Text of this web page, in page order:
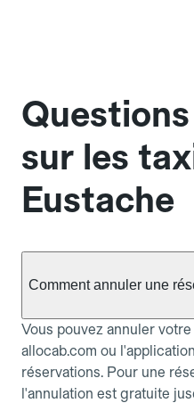
sur les
Eustache
Comment annuler une
Vous pouvez annuler
allocab.com ou
réservations. Pour une
l'annulation est gratuite